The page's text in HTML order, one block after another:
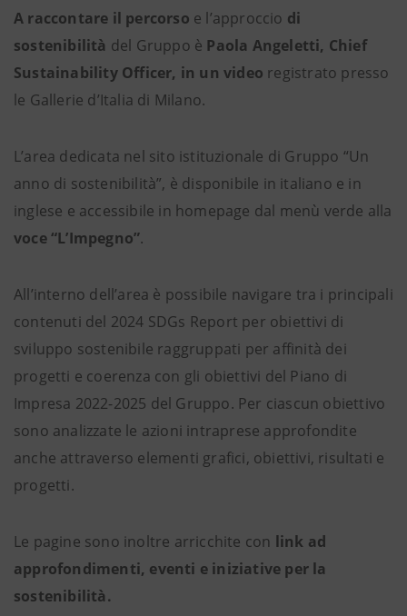
A raccontare il percorso e l’approccio di
sostenibilità del Gruppo è Paola Angeletti, Chief
Sustainability Officer, in un video registrato presso
le Gallerie d’Italia di Milano.
L’area dedicata nel sito istituzionale di Gruppo “Un
anno di sostenibilità”, è disponibile in italiano e in
inglese e accessibile in homepage dal menù verde alla
voce “L’Impegno”.
All’interno dell’area è possibile navigare tra i principali
contenuti del 2024 SDGs Report per obiettivi di
sviluppo sostenibile raggruppati per affinità dei
progetti e coerenza con gli obiettivi del Piano di
Impresa 2022-2025 del Gruppo. Per ciascun obiettivo
sono analizzate le azioni intraprese approfondite
anche attraverso elementi grafici, obiettivi, risultati e
progetti.
Le pagine sono inoltre arricchite con link ad
approfondimenti, eventi e iniziative per la
sostenibilità.